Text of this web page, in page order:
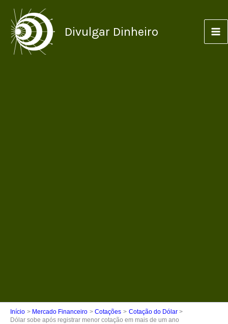
para
conteúdo
Divulgar Dinheiro
Início Mercado Financeiro Cotações
Cotação do Dólar
Dólar sobe após registrar menor cotação em mais de um ano